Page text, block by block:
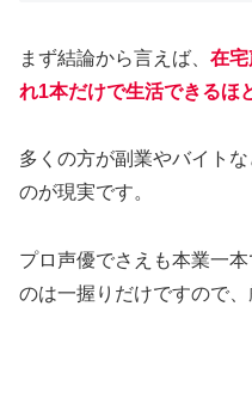
まず結論から言えば、 在宅
れ1本だけで生活できるほ
多くの方が副業やバイト
のが現実です。
プロ声優でさえも本業一
のは一握りだけですので、